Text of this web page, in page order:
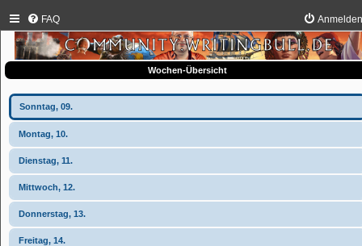
FAQ
Wochen-Übersicht
Sonntag, 09.
Montag, 10.
Dienstag, 11.
Mittwoch, 12.
Donnerstag, 13.
Freitag, 14.